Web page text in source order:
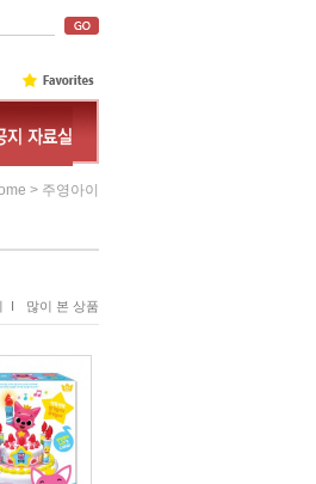
> 주영아이
I 많이 본 상품